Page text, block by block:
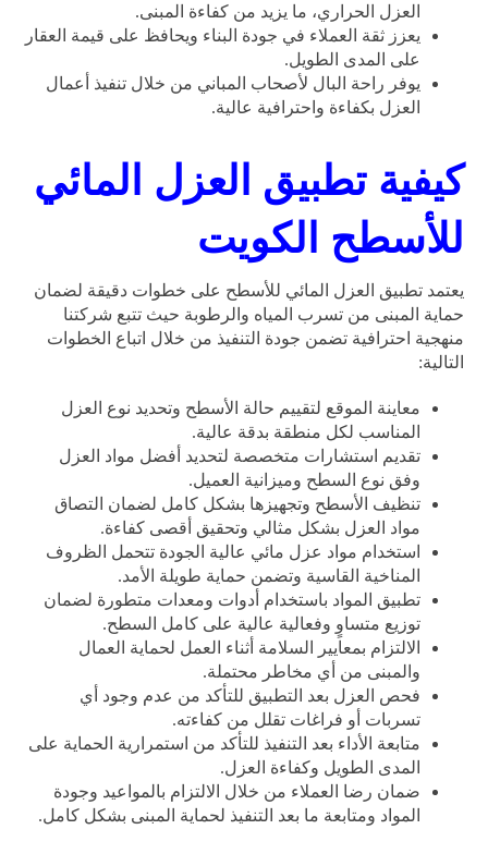
العزل الحراري، ما يزيد من كفاءة المبنى.
يعزز ثقة العملاء في جودة البناء ويحافظ على قيمة العقار
على المدى الطويل.
يوفر راحة البال لأصحاب المباني من خلال تنفيذ أعمال
العزل بكفاءة واحترافية عالية.
كيفية تطبيق العزل المائي
للأسطح الكويت
يعتمد تطبيق العزل المائي للأسطح على خطوات دقيقة لضمان
حماية المبنى من تسرب المياه والرطوبة حيث تتبع شركتنا
منهجية احترافية تضمن جودة التنفيذ من خلال اتباع الخطوات
التالية:
معاينة الموقع لتقييم حالة الأسطح وتحديد نوع العزل
المناسب لكل منطقة بدقة عالية.
تقديم استشارات متخصصة لتحديد أفضل مواد العزل
وفق نوع السطح وميزانية العميل.
تنظيف الأسطح وتجهيزها بشكل كامل لضمان التصاق
مواد العزل بشكل مثالي وتحقيق أقصى كفاءة.
استخدام مواد عزل مائي عالية الجودة تتحمل الظروف
المناخية القاسية وتضمن حماية طويلة الأمد.
تطبيق المواد باستخدام أدوات ومعدات متطورة لضمان
توزيع متساوٍ وفعالية عالية على كامل السطح.
الالتزام بمعايير السلامة أثناء العمل لحماية العمال
والمبنى من أي مخاطر محتملة.
فحص العزل بعد التطبيق للتأكد من عدم وجود أي
تسربات أو فراغات تقلل من كفاءته.
متابعة الأداء بعد التنفيذ للتأكد من استمرارية الحماية على
المدى الطويل وكفاءة العزل.
ضمان رضا العملاء من خلال الالتزام بالمواعيد وجودة
المواد ومتابعة ما بعد التنفيذ لحماية المبنى بشكل كامل.